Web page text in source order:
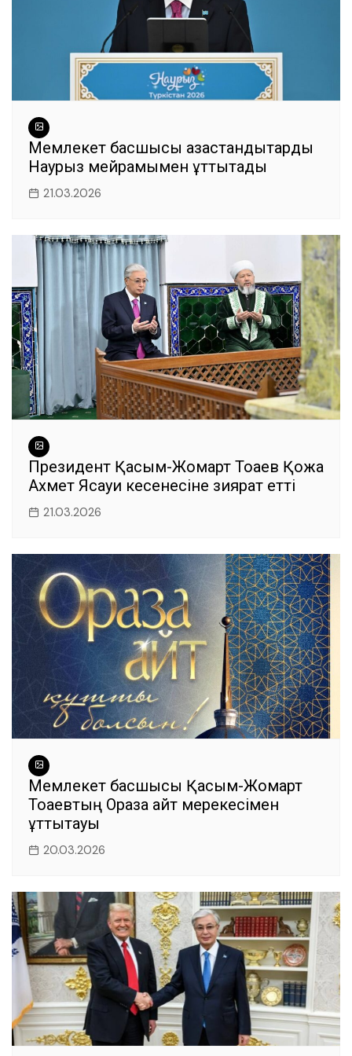
Мемлекет басшысы қазақстандықтарды
Наурыз мейрамымен құттықтады
21.03.2026
Президент Қасым-Жомарт Тоқаев Қожа
Ахмет Ясауи кесенесіне зиярат етті
21.03.2026
Мемлекет басшысы Қасым-Жомарт
Тоқаевтың Ораза айт мерекесімен
құттықтауы
20.03.2026